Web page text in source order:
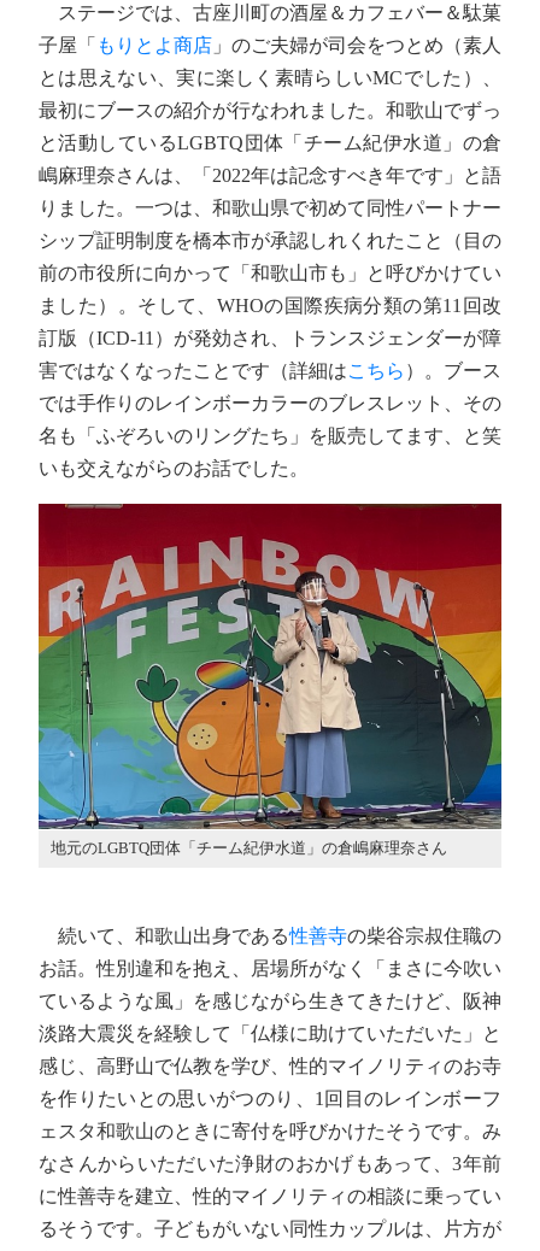
ステージでは、古座川町の酒屋＆カフェバー＆駄菓
子屋「 もりとよ商店 」のご夫婦が司会をつとめ（素人
とは思えない、実に楽しく素晴らしいMCでした）、
最初にブースの紹介が行なわれました。和歌山でずっ
と活動しているLGBTQ団体「チーム紀伊水道」の倉
嶋麻理奈さんは、「2022年は記念すべき年です」と語
りました。一つは、和歌山県で初めて同性パートナー
シップ証明制度を橋本市が承認しれくれたこと（目の
前の市役所に向かって「和歌山市も」と呼びかけてい
ました）。そして、WHOの国際疾病分類の第11回改
訂版（ICD-11）が発効され、トランスジェンダーが障
害ではなくなったことです（詳細はこちら ）。ブース
では手作りのレインボーカラーのブレスレット、その
名も「ふぞろいのリングたち」を販売してます、と笑
いも交えながらのお話でした。
地元のLGBTQ団体「チーム紀伊水道」の倉嶋麻理奈さん
続いて、和歌山出身である性善寺の柴谷宗叔住職の
お話。性別違和を抱え、居場所がなく「まさに今吹い
ているような風」を感じながら生きてきたけど、阪神
淡路大震災を経験して「仏様に助けていただいた」と
感じ、高野山で仏教を学び、性的マイノリティのお寺
を作りたいとの思いがつのり、1回目のレインボーフ
ェスタ和歌山のときに寄付を呼びかけたそうです。み
なさんからいただいた浄財のおかげもあって、3年前
に性善寺を建立、性的マイノリティの相談に乗ってい
るそうです。子どもがいない同性カップルは、片方が